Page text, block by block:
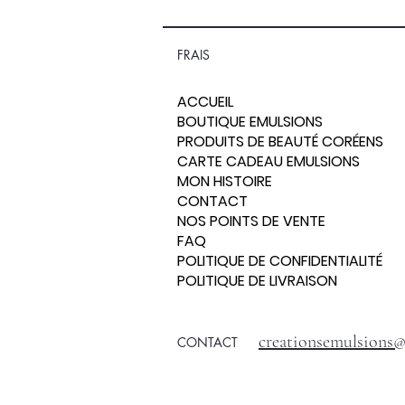
FRAIS
ACCUEIL
BOUTIQUE EMULSIONS
PRODUITS DE BEAUTÉ CORÉENS
CARTE CADEAU EMULSIONS
MON HISTOIRE
CONTACT
NOS POINTS DE VENTE
FAQ
POLITIQUE DE CONFIDENTIALITÉ
POLITIQUE DE LIVRAISON
CONTACT